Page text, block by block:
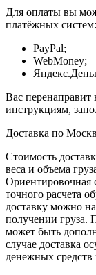
Для оплаты вы
платёжных систем:
PayPal;
WebMoney;
Вас перенаправит
инструкциям,
Доставка по
Стоимость
веса и объема
Ориентировочная
точного расчета
доставку можно
получении груза.
может быть
случае доставка
денежных средств